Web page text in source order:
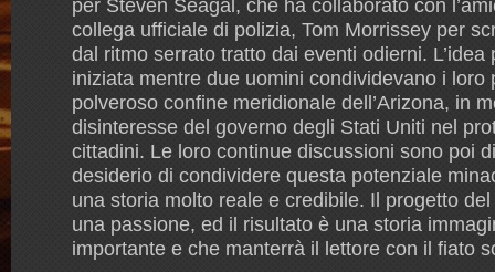
per Steven Seagal, che ha collaborato con
collega ufficiale di polizia, Tom Morrissey per
dal ritmo serrato tratto dai eventi odierni. L’idea
iniziata mentre due uomini condividevano i loro
polveroso confine meridionale dell’Arizona, in
disinteresse del governo degli Stati Uniti nel
cittadini. Le loro continue discussioni sono poi
desiderio di condividere questa potenziale
una storia molto reale e credibile. Il progetto
una passione, ed il risultato è una storia
importante e che manterrà il lettore con il fiato